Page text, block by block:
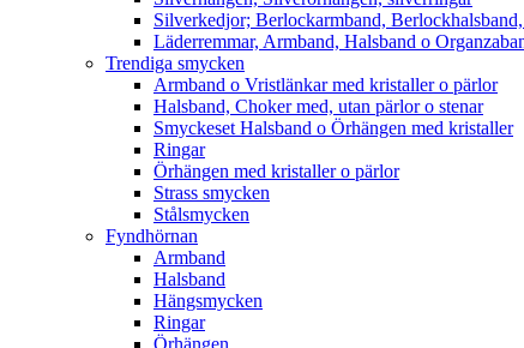
Silverkedjor; Berlockarmband,
Läderremmar, Armband, Halsband o
Trendiga smycken
Armband o Vristlänkar med kristaller o pärlor
Halsband, Choker med, utan pärlor o stenar
Smyckeset Halsband o Örhängen med kristaller
Ringar
Örhängen med kristaller o pärlor
Strass smycken
Stålsmycken
Fyndhörnan
Armband
Halsband
Hängsmycken
Ringar
Örhängen